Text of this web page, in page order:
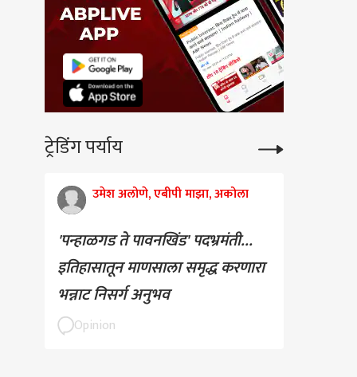
ट्रेडिंग पर्याय
उमेश अलोणे, एबीपी माझा, अकोला
'पन्हाळगड ते पावनखिंड' पदभ्रमंती...
इतिहासातून माणसाला समृद्ध करणारा
भन्नाट निसर्ग अनुभव
Opinion